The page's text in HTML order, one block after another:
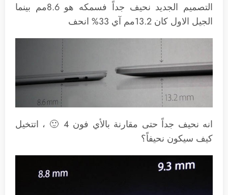
التصميم الجديد نحيف جداً فسمكه هو 8.6مم بينما
الجيل الاول كان 13.2مم آي 33% انحف
انه نحيف جداً حتى مقارنة بالأي فون 4 🙂 ، اتتخيل
كيف سيكون نحيفاً؟